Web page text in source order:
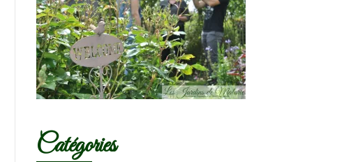
Catégories